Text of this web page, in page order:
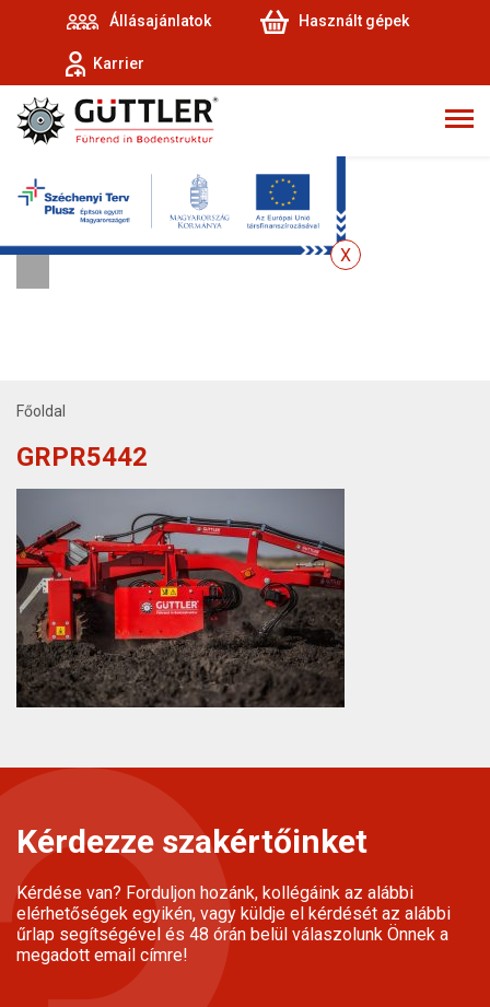
Állásajánlatok Használt gépek
Karrier
Főoldal
GRPR5442
Kérdezze szakértőinket
Kérdése van? Forduljon hozánk, kollégáink az alábbi
elérhetőségek egyikén, vagy küldje el kérdését az alábbi
űrlap segítségével és 48 órán belül válaszolunk Önnek a
megadott email címre!